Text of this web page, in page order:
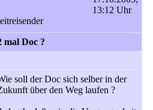
13:12 Uhr
mal Doc ?
soll der Doc sich selber in der
über den Weg laufen ?